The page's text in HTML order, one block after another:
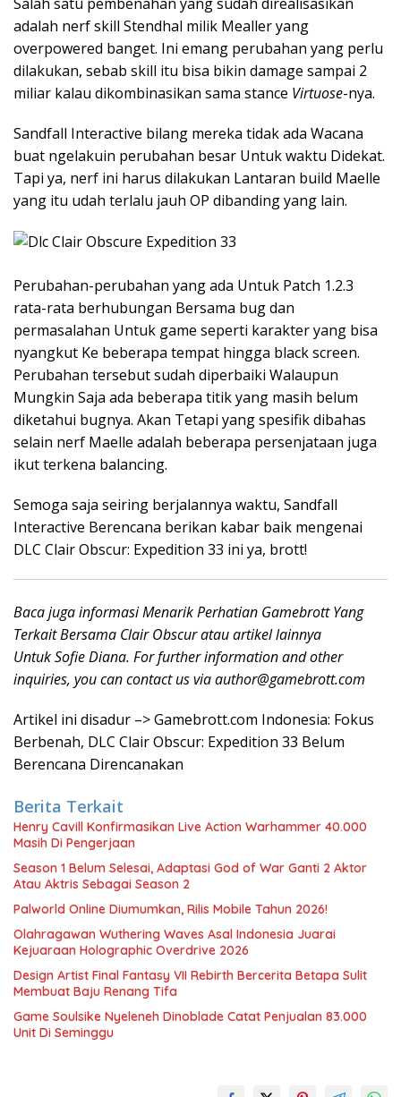
adalah nerf skill Stendhal milik Mealler yang
overpowered banget. Ini emang perubahan yang perlu
dilakukan, sebab skill itu bisa bikin damage sampai 2
miliar kalau dikombinasikan sama stance Virtuose-nya.
Sandfall Interactive bilang mereka tidak ada Wacana
buat ngelakuin perubahan besar Untuk waktu Didekat.
Tapi ya, nerf ini harus dilakukan Lantaran build Maelle
yang itu udah terlalu jauh OP dibanding yang lain.
Perubahan-perubahan yang ada Untuk Patch 1.2.3
rata-rata berhubungan Bersama bug dan
permasalahan Untuk game seperti karakter yang bisa
nyangkut Ke beberapa tempat hingga black screen.
Perubahan tersebut sudah diperbaiki Walaupun
Mungkin Saja ada beberapa titik yang masih belum
diketahui bugnya. Akan Tetapi yang spesifik dibahas
selain nerf Maelle adalah beberapa persenjataan juga
ikut terkena balancing.
Semoga saja seiring berjalannya waktu, Sandfall
Interactive Berencana berikan kabar baik mengenai
DLC Clair Obscur: Expedition 33 ini ya, brott!
Baca juga informasi Menarik Perhatian Gamebrott Yang
Terkait Bersama Clair Obscur atau artikel lainnya
Untuk Sofie Diana. For further information and other
inquiries, you can contact us viaauthor@gamebrott.com
Artikel ini disadur –> Gamebrott.com Indonesia: Fokus
Berbenah, DLC Clair Obscur: Expedition 33 Belum
Berencana Direncanakan
Berita Terkait
Henry Cavill Konfirmasikan Live Action Warhammer 40.000
Masih Di Pengerjaan
Season 1 Belum Selesai, Adaptasi God of War Ganti 2 Aktor
Atau Aktris Sebagai Season 2
Palworld Online Diumumkan, Rilis Mobile Tahun 2026!
Olahragawan Wuthering Waves Asal Indonesia Juarai
Kejuaraan Holographic Overdrive 2026
Design Artist Final Fantasy VII Rebirth Bercerita Betapa Sulit
Membuat Baju Renang Tifa
Game Soulsike Nyeleneh Dinoblade Catat Penjualan 83.000
Unit Di Seminggu